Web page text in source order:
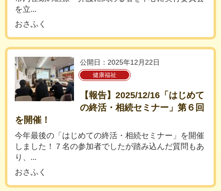
を立...
おさふく
公開日：2025年12月22日
健康福祉
【報告】2025/12/16「はじめて
の終活・相続セミナー」第６回
を開催！
今年最後の「はじめての終活・相続セミナー」を開催
しました！７名の参加者でしたが踏み込んだ質問もあ
り、...
おさふく